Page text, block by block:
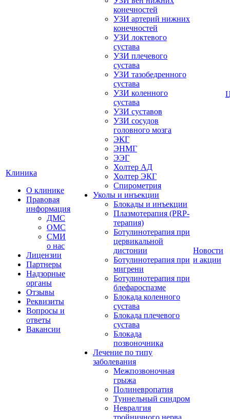
Клиника
О клинике
Правовая
информация
ДМС
ОМС
СМИ
о нас
Лицензии
Партнеры
Надзорные
органы
Отзывы
Реквизиты
Вопросы и
ответы
Вакансии
конечностей
УЗИ артерий нижних
конечностей
УЗИ локтевого
сустава
УЗИ плечевого
сустава
УЗИ тазобедренного
сустава
УЗИ коленного
сустава
УЗИ суставов
УЗИ сосудов
головного мозга
ЭКГ
ЭНМГ
ЭЭГ
Холтер АД
Холтер ЭКГ
Спирометрия
Уколы и инъекции
Блокады и инъекции
Плазмотерапия (PRP-
терапия)
Ботулинотерапия при
цервикальной
дистонии
Ботулинотерапия при
мигрени
Ботулинотерапия при
блефароспазме
Блокада коленного
сустава
Блокада плечевого
сустава
Блокада
позвоночника
Лечение по типу
заболевания
Межпозвоночная
грыжа
Полиневропатия
Туннельный синдром
Невралгия
тройничного нерва
Новости
и акции